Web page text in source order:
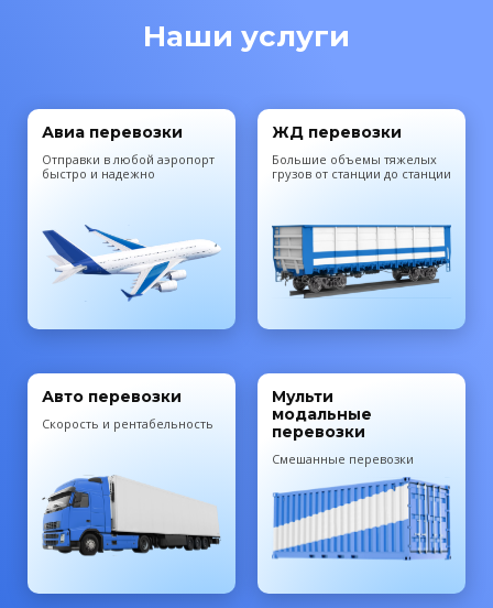
Наши услуги
Авиа перевозки
Отправки в любой аэропорт
быстро и надежно
ЖД перевозки
Большие объемы тяжелых
грузов от станции до станции
Авто перевозки
Скорость и рентабельность
Мульти
модальные
перевозки
Смешанные перевозки